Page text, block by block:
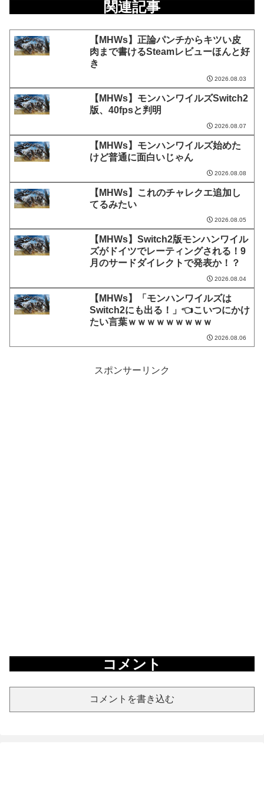
関連記事
【MHWs】正論パンチからキツい皮
肉まで書けるSteamレビューほんと好
き
2026.08.03
【MHWs】モンハンワイルズSwitch2
版、40fpsと判明
2026.08.07
【MHWs】モンハンワイルズ始めた
けど普通に面白いじゃん
2026.08.08
【MHWs】これのチャレクエ追加し
てるみたい
2026.08.05
【MHWs】Switch2版モンハンワイル
ズがドイツでレーティングされる！9
月のサードダイレクトで発表か！？
2026.08.04
【MHWs】「モンハンワイルズは
Switch2にも出る！」👈こいつにかけ
たい言葉ｗｗｗｗｗｗｗｗｗ
2026.08.06
スポンサーリンク
コメント
コメントを書き込む